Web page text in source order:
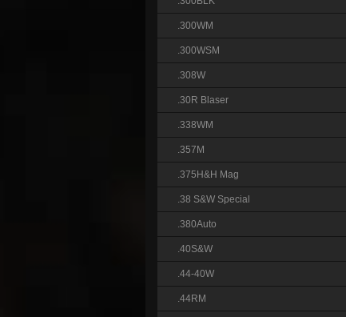
.300WM
.300WSM
.308W
.30R Blaser
.338WM
.357M
.375H&H Mag
.38 S&W Special
.380Auto
.40S&W
.44-40W
.44RM